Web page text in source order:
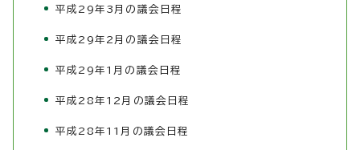
平成29年3月の議会日程
平成29年2月の議会日程
平成29年1月の議会日程
平成28年12月の議会日程
平成28年11月の議会日程